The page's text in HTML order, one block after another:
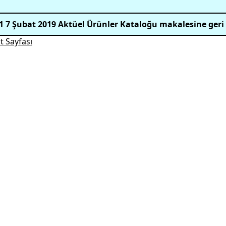
7 Şubat 2019 Aktüel Ürünler Kataloğu makalesine